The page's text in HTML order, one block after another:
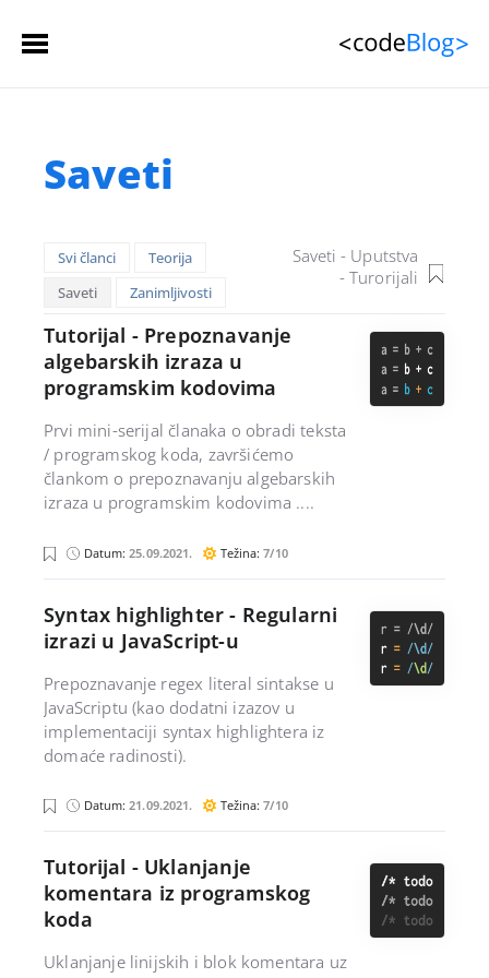
Članci (spisak)
Saveti
Svi članci
Teorija
Saveti
Zanimljivosti
Saveti - Uputstva
- Turorijali
L
i
s
t
a
l
a
n
a
k
a
Tutorijal - Prepoznavanje
algebarskih izraza u
programskim kodovima
Prvi mini-serijal članaka o obradi teksta
/ programskog koda, završićemo
člankom o prepoznavanju algebarskih
izraza u programskim kodovima ....
Datum: 25.09.2021. Težina:7/10
v
s
c
t
Syntax highlighter - Regularni
izrazi u JavaScript-u
Prepoznavanje regex literal sintakse u
JavaScriptu (kao dodatni izazov u
implementaciji syntax highlightera iz
domaće radinosti).
Datum:21.09.2021. Težina:7/10
v
r
Tutorijal - Uklanjanje
komentara iz programskog
koda
Uklanjanje linijskih i blok komentara uz